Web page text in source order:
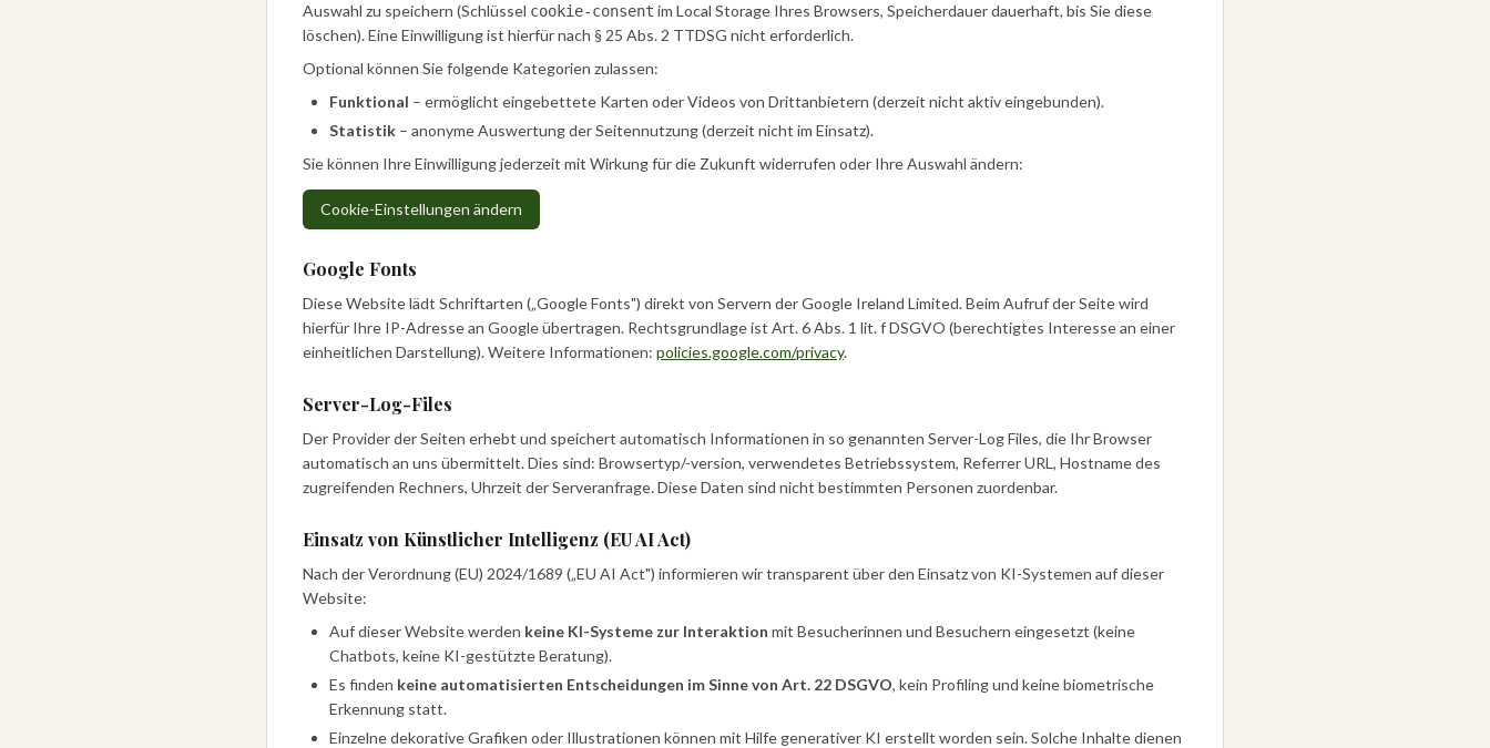
Auswahl zu speichern (Schlüssel cookie-consent im Local Storage Ihres Browsers, Speicherdauer dauerhaft, bis Sie diese
löschen). Eine Einwilligung ist hierfür nach § 25 Abs. 2 TTDSG nicht erforderlich.
Optional können Sie folgende Kategorien zulassen:
Funktional – ermöglicht eingebettete Karten oder Videos von Drittanbietern (derzeit nicht aktiv eingebunden).
Statistik – anonyme Auswertung der Seitennutzung (derzeit nicht im Einsatz).
Sie können Ihre Einwilligung jederzeit mit Wirkung für die Zukunft widerrufen oder Ihre Auswahl ändern:
Cookie-Einstellungen ändern
Google Fonts
Diese Website lädt Schriftarten („Google Fonts") direkt von Servern der Google Ireland Limited. Beim Aufruf der Seite wird
hierfür Ihre IP-Adresse an Google übertragen. Rechtsgrundlage ist Art. 6 Abs. 1 lit. f DSGVO (berechtigtes Interesse an einer
einheitlichen Darstellung). Weitere Informationen: policies.google.com/privacy.
Server-Log-Files
Der Provider der Seiten erhebt und speichert automatisch Informationen in so genannten Server-Log Files, die Ihr Browser
automatisch an uns übermittelt. Dies sind: Browsertyp/-version, verwendetes Betriebssystem, Referrer URL, Hostname des
zugreifenden Rechners, Uhrzeit der Serveranfrage. Diese Daten sind nicht bestimmten Personen zuordenbar.
Einsatz von Künstlicher Intelligenz (EU AI Act)
Nach der Verordnung (EU) 2024/1689 („EU AI Act") informieren wir transparent über den Einsatz von KI-Systemen auf dieser
Website:
Auf dieser Website werden keine KI-Systeme zur Interaktion mit Besucherinnen und Besuchern eingesetzt (keine
Chatbots, keine KI-gestützte Beratung).
Es finden keine automatisierten Entscheidungen im Sinne von Art. 22 DSGVO, kein Profiling und keine biometrische
Erkennung statt.
Einzelne dekorative Grafiken oder Illustrationen können mit Hilfe generativer KI erstellt worden sein. Solche Inhalte dienen